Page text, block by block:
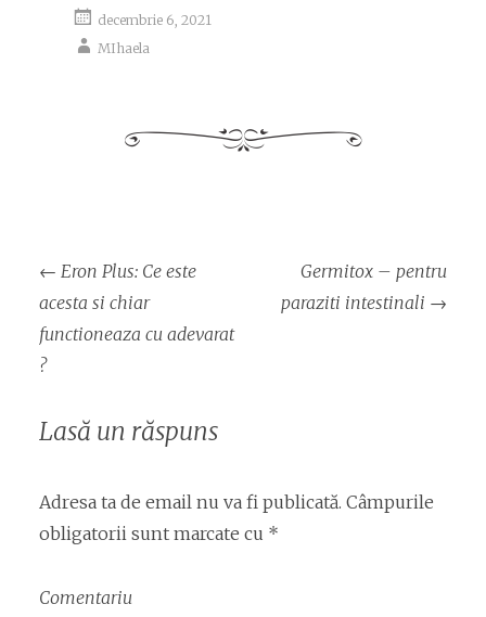
decembrie 6, 2021
MIhaela
Navigare
articol
← Eron Plus: Ce este
acesta si chiar
functioneaza cu adevarat
?
Germitox – pentru
paraziti intestinali →
Lasă un răspuns
Adresa ta de email nu va fi publicată. Câmpurile
obligatorii sunt marcate cu *
Comentariu